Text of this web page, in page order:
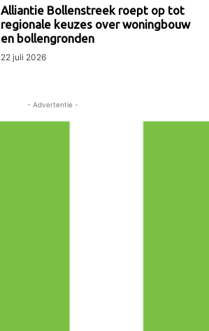
Alliantie Bollenstreek roept op tot
regionale keuzes over woningbouw
en bollengronden
22 juli 2026
- Advertentie -